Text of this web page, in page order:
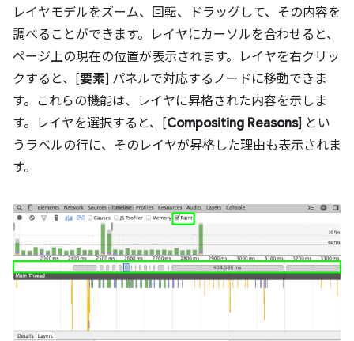
レイヤモデルをズーム、回転、ドラッグして、その内容を
調べることができます。レイヤにカーソルを合わせると、
ページ上の現在の位置が表示されます。レイヤを右クリッ
クすると、[要素] パネルで対応するノードに移動できま
す。これらの機能は、レイヤに昇格された内容を示しま
す。レイヤを選択すると、[Compositing Reasons] とい
うラベルの行に、そのレイヤが昇格した理由も表示されま
す。